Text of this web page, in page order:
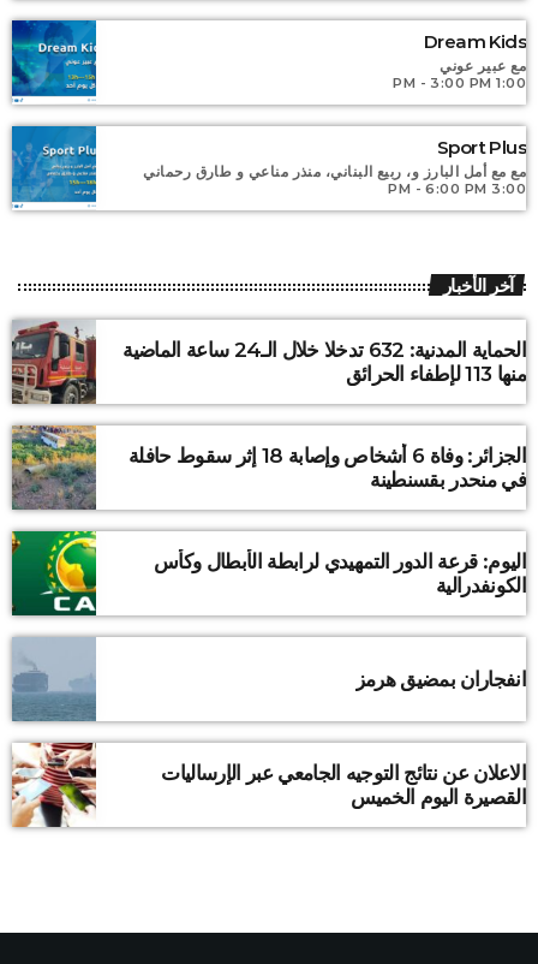
nec, pellentesque varius mauris. Sed eu congue nulla, et
tincidunt justo. Aliquam semper faucibus odio id varius.
Suspendisse varius laoreet sodales.
Dream Kids
مع عبير عوني
1:00 PM - 3:00 PM
Sport Plus
مع مع أمل البارز و، ربيع البناني، منذر مناعي و طارق رحماني
3:00 PM - 6:00 PM
آخر الأخبار
الحماية المدنية: 632 تدخلا خلال الـ24 ساعة الماضية
منها 113 لإطفاء الحرائق
الجزائر: وفاة 6 أشخاص وإصابة 18 إثر سقوط حافلة
في منحدر بقسنطينة
اليوم: قرعة الدور التمهيدي لرابطة الأبطال وكأس
الكونفدرالية
انفجاران بمضيق هرمز
الاعلان عن نتائج التوجيه الجامعي عبر الإرساليات
القصيرة اليوم الخميس